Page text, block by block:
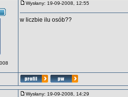
Wysłany: 19-09-2008, 12:55
w liczbie ilu osób??
Wysłany: 19-09-2008, 14:29